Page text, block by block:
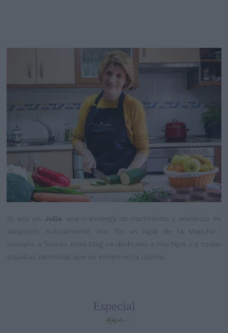
Sí, soy yo.Julia, una manchega de nacimiento y andaluza de
adopción. Actualmente vivo "En un lugar de la Mancha..."
cercano a Toledo. Este blog va dedicado a mis hijos y a todas
aquellas personas que se inicien en la cocina.
Especial